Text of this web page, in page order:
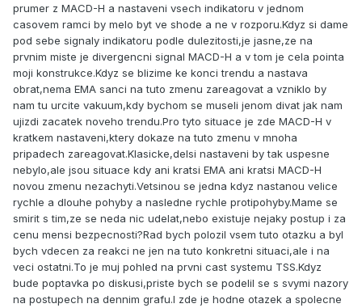
prumer z MACD-H a nastaveni vsech indikatoru v jednom
casovem ramci by melo byt ve shode a ne v rozporu.Kdyz si dame
pod sebe signaly indikatoru podle dulezitosti,je jasne,ze na
prvnim miste je divergencni signal MACD-H a v tom je cela pointa
moji konstrukce.Kdyz se blizime ke konci trendu a nastava
obrat,nema EMA sanci na tuto zmenu zareagovat a vzniklo by
nam tu urcite vakuum,kdy bychom se museli jenom divat jak nam
ujizdi zacatek noveho trendu.Pro tyto situace je zde MACD-H v
kratkem nastaveni,ktery dokaze na tuto zmenu v mnoha
pripadech zareagovat.Klasicke,delsi nastaveni by tak uspesne
nebylo,ale jsou situace kdy ani kratsi EMA ani kratsi MACD-H
novou zmenu nezachyti.Vetsinou se jedna kdyz nastanou velice
rychle a dlouhe pohyby a nasledne rychle protipohyby.Mame se
smirit s tim,ze se neda nic udelat,nebo existuje nejaky postup i za
cenu mensi bezpecnosti?Rad bych polozil vsem tuto otazku a byl
bych vdecen za reakci ne jen na tuto konkretni situaci,ale i na
veci ostatni.To je muj pohled na prvni cast systemu TSS.Kdyz
bude poptavka po diskusi,priste bych se podelil se s svymi nazory
na postupech na dennim grafu.I zde je hodne otazek a spolecne